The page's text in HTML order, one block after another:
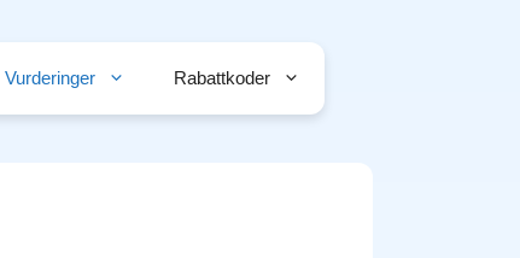
Vurderinger Rabattkoder